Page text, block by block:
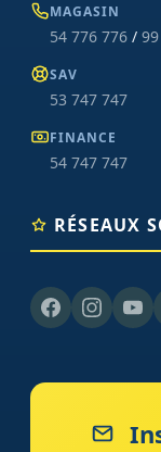
MAGASIN
54 776 776 /
SAV
53 747 747
FINANCE
54 747 747
RÉSEAUX